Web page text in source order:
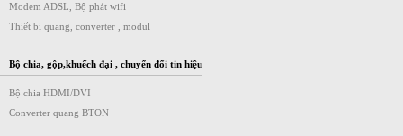
Modem ADSL, Bộ phát wifi
Thiết bị quang, converter , modul
Bộ chia, gộp,khuếch đại , chuyển đổi tin hiệu
Bộ chia HDMI/DVI
Converter quang BTON